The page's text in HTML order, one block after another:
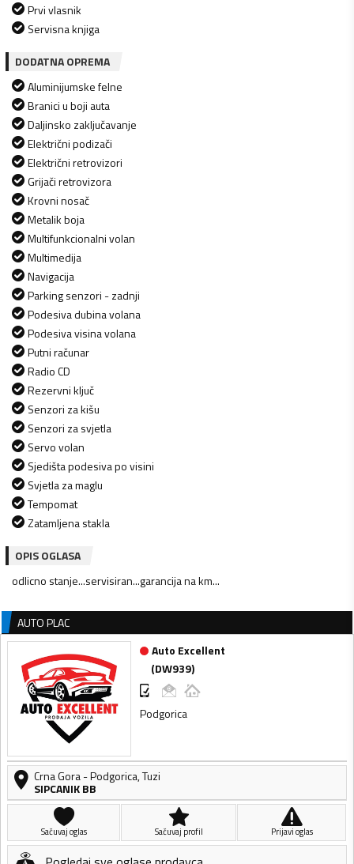
Prvi vlasnik
Servisna knjiga
DODATNA OPREMA
Aluminijumske felne
Branici u boji auta
Daljinsko zaključavanje
Električni podizači
Električni retrovizori
Grijači retrovizora
Krovni nosač
Metalik boja
Multifunkcionalni volan
Multimedija
Navigacija
Parking senzori - zadnji
Podesiva dubina volana
Podesiva visina volana
Putni računar
Radio CD
Rezervni ključ
Senzori za kišu
Senzori za svjetla
Servo volan
Sjedišta podesiva po visini
Svjetla za maglu
Tempomat
Zatamljena stakla
OPIS OGLASA
odlicno stanje...servisiran...garancija na km...
AUTO PLAC
Auto Excellent
(DW939)
Podgorica
Crna Gora-Podgorica,Tuzi
SIPCANIK BB
Sačuvaj oglas Sačuvaj profil Prijavi oglas